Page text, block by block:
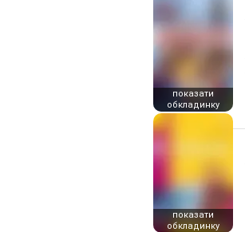
показати
обкладинку
показати
обкладинку